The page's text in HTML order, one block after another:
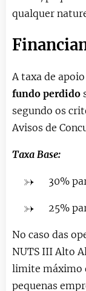
qualquer
A taxa de
fundo perdido
segundo os
Avisos de
Taxa Base:
30%
25%
No caso das
NUTS III Alto
limite máximo
pequenas